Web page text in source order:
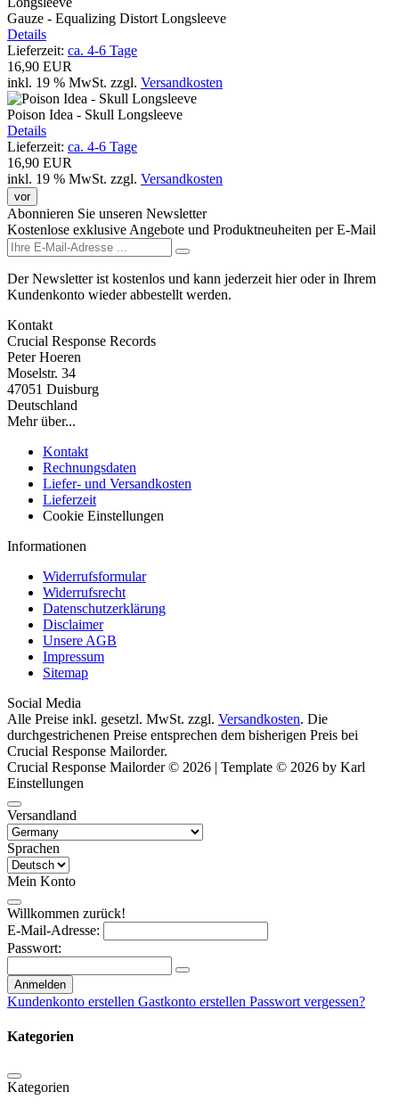
Gauze - Equalizing Distort Longsleeve
Details
Lieferzeit: ca. 4-6 Tage
16,90 EUR
inkl. 19 % MwSt. zzgl. Versandkosten
Poison Idea - Skull Longsleeve
Details
Lieferzeit: ca. 4-6 Tage
16,90 EUR
inkl. 19 % MwSt. zzgl. Versandkosten
vor
Abonnieren Sie unseren Newsletter
Kostenlose exklusive Angebote und Produktneuheiten per E-Mail
Der Newsletter ist kostenlos und kann jederzeit hier oder in Ihrem
Kundenkonto wieder abbestellt werden.
Kontakt
Crucial Response Records
Peter Hoeren
Moselstr. 34
47051 Duisburg
Deutschland
Mehr über...
Kontakt
Rechnungsdaten
Liefer- und Versandkosten
Lieferzeit
Cookie Einstellungen
Informationen
Widerrufsformular
Widerrufsrecht
Datenschutzerklärung
Disclaimer
Unsere AGB
Impressum
Sitemap
Social Media
Alle Preise inkl. gesetzl. MwSt. zzgl. Versandkosten. Die
durchgestrichenen Preise entsprechen dem bisherigen Preis bei
Crucial Response Mailorder.
Crucial Response Mailorder © 2026 | Template © 2026 by Karl
Einstellungen
Versandland
Sprachen
Mein Konto
Willkommen zurück!
E-Mail-Adresse:
Passwort:
Anmelden
Kundenkonto erstellen Gastkonto erstellen Passwort vergessen?
Kategorien
Kategorien